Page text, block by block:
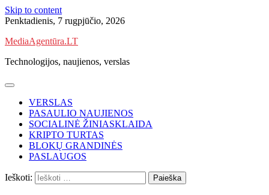
Skip to content
Penktadienis, 7 rugpjūčio, 2026
MediaAgentūra.LT
Technologijos, naujienos, verslas
VERSLAS
PASAULIO NAUJIENOS
SOCIALINĖ ŽINIASKLAIDA
KRIPTO TURTAS
BLOKŲ GRANDINĖS
PASLAUGOS
Ieškoti: